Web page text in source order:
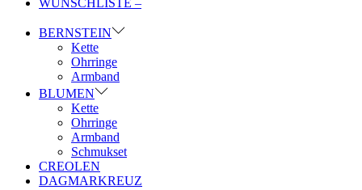
WUNSCHLISTE –
BERNSTEIN
Kette
Ohrringe
Armband
BLUMEN
Kette
Ohrringe
Armband
Schmukset
CREOLEN
DAGMARKREUZ